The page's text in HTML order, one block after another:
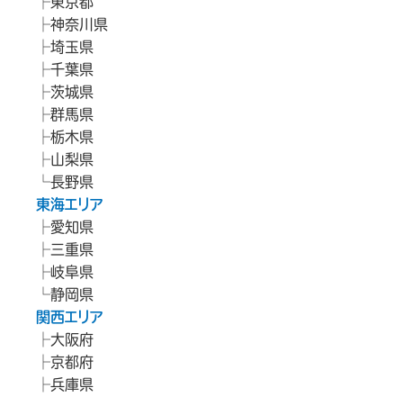
神奈川県
埼玉県
千葉県
茨城県
群馬県
栃木県
山梨県
長野県
東海エリア
愛知県
三重県
岐阜県
静岡県
関西エリア
大阪府
京都府
兵庫県